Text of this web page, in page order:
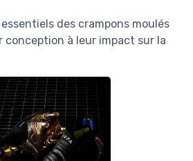
des crampons moulés
conception à leur impact sur la